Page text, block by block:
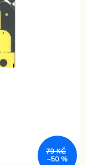
79 KČ
–50 %